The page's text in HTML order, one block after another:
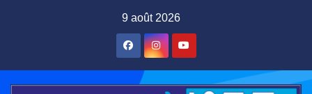
9 août 2026